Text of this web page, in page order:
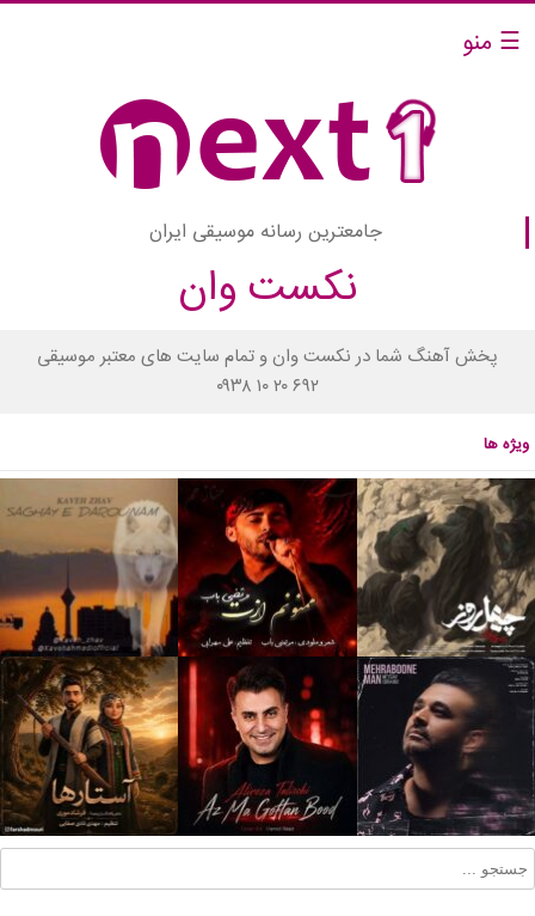
☰ منو
جامعترین رسانه موسیقی ایران
نکست وان
پخش آهنگ شما در نکست وان و تمام سایت های معتبر موسیقی
۰۹۳۸ ۱۰ ۲۰ ۶۹۲
ویژه ها